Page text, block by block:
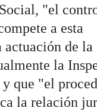
"el
a esta
de la
la
que "el
la relación